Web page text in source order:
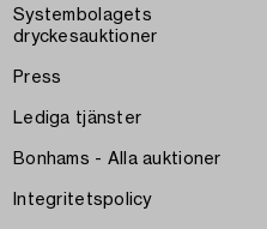
Systembolagets
dryckesauktioner
Press
Lediga tjänster
Bonhams - Alla auktioner
Integritetspolicy